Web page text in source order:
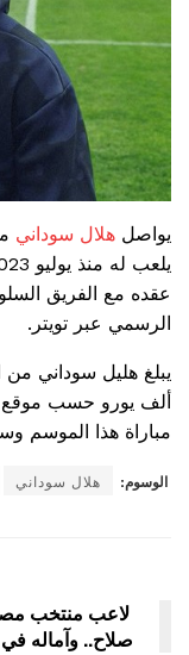
يواصل هلال سوداني
الرسمي عبر تويتر.
مباراة هذا الموسم وسجل 12 هدفًا وقدم تمريرتين
الوسوم: هلال سوداني
لاعب منتخب
صلاح.. وآماله